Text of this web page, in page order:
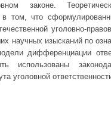
законе.
в том, что
уголовно-
научных изысканий по
дифференциации
использованы
уголовной